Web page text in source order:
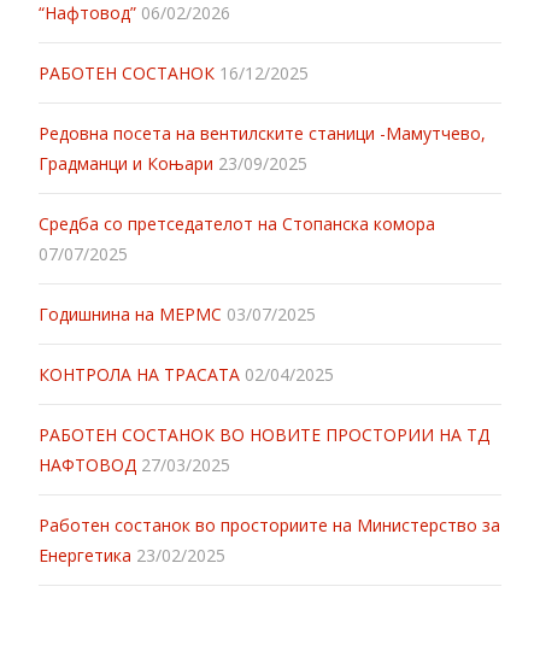
“Нафтовод” 06/02/2026
РАБОТЕН СОСТАНОК 16/12/2025
Редовна посета на вентилските станици -Мамутчево,
Градманци и Коњари 23/09/2025
Средба со претседателот на Стопанска комора
07/07/2025
Годишнина на МЕРМС 03/07/2025
КОНТРОЛА НА ТРАСАТА 02/04/2025
РАБОТЕН СОСТАНОК ВО НОВИТЕ ПРОСТОРИИ НА ТД
НАФТОВОД 27/03/2025
Работен состанок во просториите на Министерство за
Енергетика 23/02/2025